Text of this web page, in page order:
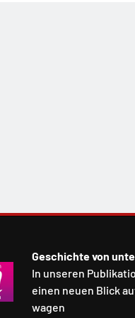
Geschichte von
In unseren
einen neuen Blick
wagen